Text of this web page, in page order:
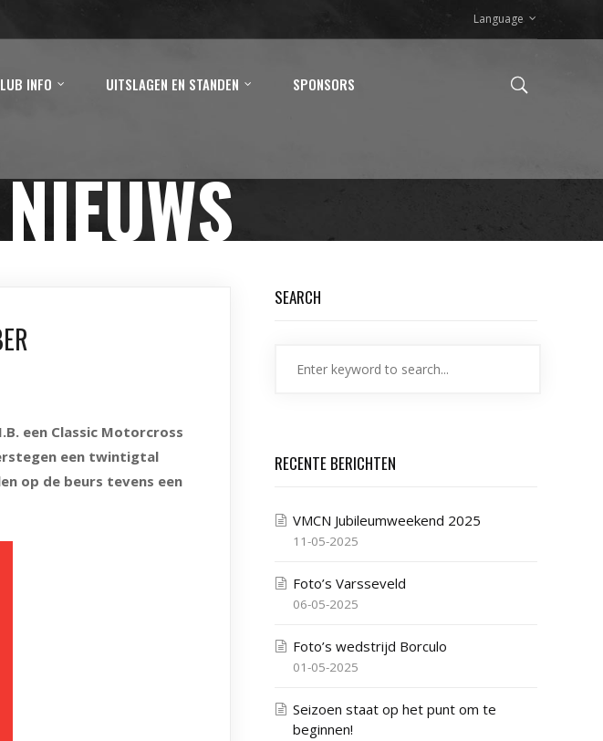
Language
INFO UITSLAGEN EN STANDEN SPONSORS
een Classic Motorcross
een twintigtal
op de beurs tevens een
SEARCH
RECENTE BERICHTEN
VMCN Jubileumweekend 2025
11-05-2025
Foto’s Varsseveld
06-05-2025
Foto’s wedstrijd Borculo
01-05-2025
Seizoen staat op het punt om te
beginnen!